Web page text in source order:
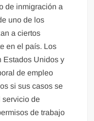
de inmigración a
uno de los
a ciertos
en el país. Los
Estados Unidos y
de empleo
si sus casos se
servicio de
de trabajo